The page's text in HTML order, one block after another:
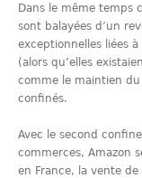
Dans le même temps
sont balayées d’un
exceptionnelles liées
(alors qu’elles
comme le maintien
confinés.
Avec le second
commerces, Amazon
en France, la vente